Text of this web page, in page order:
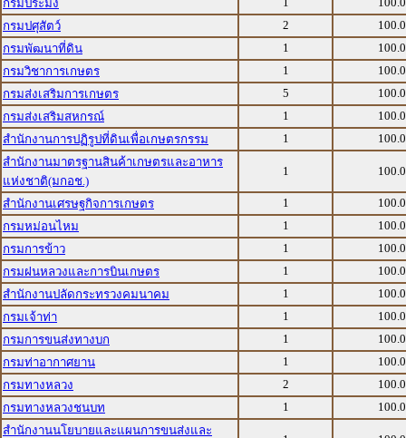
กรมประมง
กรมปศุสัตว์
2
กรมพัฒนาที่ดิน
1
กรมวิชาการเกษตร
1
กรมส่งเสริมการเกษตร
5
กรมส่งเสริมสหกรณ์
1
สำนักงานการปฏิรูปที่ดินเพื่อเกษตรกรรม
1
สำนักงานมาตรฐานสินค้าเกษตรและอาหาร
แห่งชาติ(มกอช.)
1
สำนักงานเศรษฐกิจการเกษตร 1
กรมหม่อนไหม
1
กรมการข้าว
1
กรมฝนหลวงและการบินเกษตร
1
สำนักงานปลัดกระทรวงคมนาคม
1
กรมเจ้าท่า
1
กรมการขนส่งทางบก
1
กรมท่าอากาศยาน
1
กรมทางหลวง
2
กรมทางหลวงชนบท
1
สำนักงานนโยบายและแผนการขนส่งและ